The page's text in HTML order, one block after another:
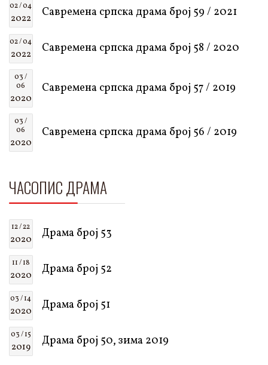
02 / 04
2022 Савремена српска драма број 59 / 2021
02 / 04
2022 Савремена српска драма број 58 / 2020
03 /
06
2020
Савремена српска драма број 57 / 2019
03 /
06
2020
Савремена српска драма број 56 / 2019
ЧАСОПИС ДРАМА
12 / 22
2020 Драма број 53
11 / 18
2020 Драма број 52
03 / 14
2020 Драма број 51
03 / 15
2019 Драма број 50, зима 2019